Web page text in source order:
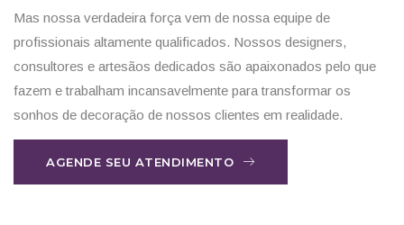
Mas nossa verdadeira força vem de nossa equipe de
profissionais altamente qualificados. Nossos designers,
consultores e artesãos dedicados são apaixonados pelo que
fazem e trabalham incansavelmente para transformar os
sonhos de decoração de nossos clientes em realidade.
AGENDE SEU ATENDIMENTO